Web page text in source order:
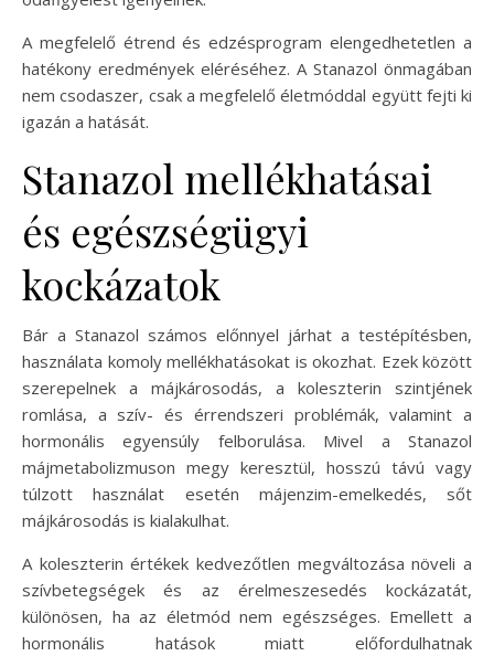
A megfelelő étrend és edzésprogram elengedhetetlen a
hatékony eredmények eléréséhez. A Stanazol önmagában
nem csodaszer, csak a megfelelő életmóddal együtt fejti ki
igazán a hatását.
Stanazol mellékhatásai
és egészségügyi
kockázatok
Bár a Stanazol számos előnnyel járhat a testépítésben,
használata komoly mellékhatásokat is okozhat. Ezek között
szerepelnek a májkárosodás, a koleszterin szintjének
romlása, a szív- és érrendszeri problémák, valamint a
hormonális egyensúly felborulása. Mivel a Stanazol
májmetabolizmuson megy keresztül, hosszú távú vagy
túlzott használat esetén májenzim-emelkedés, sőt
májkárosodás is kialakulhat.
A koleszterin értékek kedvezőtlen megváltozása növeli a
szívbetegségek és az érelmeszesedés kockázatát,
különösen, ha az életmód nem egészséges. Emellett a
hormonális hatások miatt előfordulhatnak